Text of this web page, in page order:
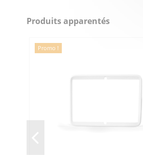
Produits apparentés
Promo !